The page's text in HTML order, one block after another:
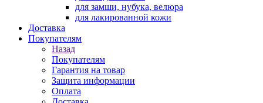
для замши, нубука, велюра
для лакированной кожи
Доставка
Покупателям
Назад
Покупателям
Гарантия на товар
Защита информации
Оплата